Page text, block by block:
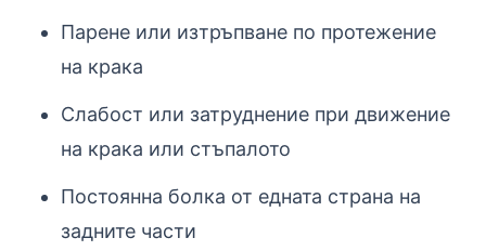
Парене или изтръпване по протежение
на крака
Слабост или затруднение при движение
на крака или стъпалото
Постоянна болка от едната страна на
задните части